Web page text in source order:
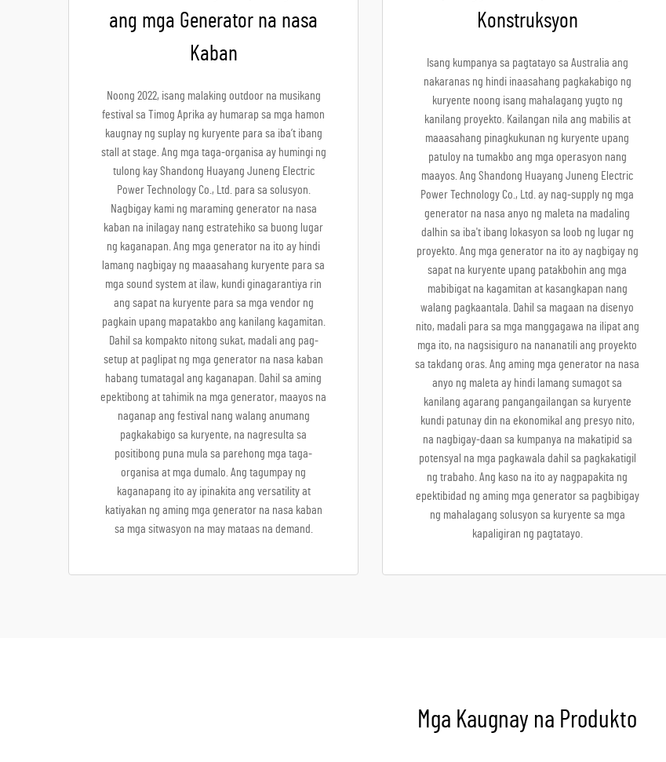
ang mga Generator na nasa
Kaban
Noong 2022, isang malaking outdoor na musikang
festival sa Timog Aprika ay humarap sa mga hamon
kaugnay ng suplay ng kuryente para sa iba’t ibang
stall at stage. Ang mga taga-organisa ay humingi ng
tulong kay Shandong Huayang Juneng Electric
Power Technology Co., Ltd. para sa solusyon.
Nagbigay kami ng maraming generator na nasa
kaban na inilagay nang estratehiko sa buong lugar
ng kaganapan. Ang mga generator na ito ay hindi
lamang nagbigay ng maaasahang kuryente para sa
mga sound system at ilaw, kundi ginagarantiya rin
ang sapat na kuryente para sa mga vendor ng
pagkain upang mapatakbo ang kanilang kagamitan.
Dahil sa kompakto nitong sukat, madali ang pag-
setup at paglipat ng mga generator na nasa kaban
habang tumatagal ang kaganapan. Dahil sa aming
epektibong at tahimik na mga generator, maayos na
naganap ang festival nang walang anumang
pagkakabigo sa kuryente, na nagresulta sa
positibong puna mula sa parehong mga taga-
organisa at mga dumalo. Ang tagumpay ng
kaganapang ito ay ipinakita ang versatility at
katiyakan ng aming mga generator na nasa kaban
sa mga sitwasyon na may mataas na demand.
Konstruksyon
Isang kumpanya sa pagtatayo sa Australia ang
nakaranas ng hindi inaasahang pagkakabigo ng
kuryente noong isang mahalagang yugto ng
kanilang proyekto. Kailangan nila ang mabilis at
maaasahang pinagkukunan ng kuryente upang
patuloy na tumakbo ang mga operasyon nang
maayos. Ang Shandong Huayang Juneng Electric
Power Technology Co., Ltd. ay nag-supply ng mga
generator na nasa anyo ng maleta na madaling
dalhin sa iba't ibang lokasyon sa loob ng lugar ng
proyekto. Ang mga generator na ito ay nagbigay ng
sapat na kuryente upang patakbohin ang mga
mabibigat na kagamitan at kasangkapan nang
walang pagkaantala. Dahil sa magaan na disenyo
nito, madali para sa mga manggagawa na ilipat ang
mga ito, na nagsisiguro na nananatili ang proyekto
sa takdang oras. Ang aming mga generator na nasa
anyo ng maleta ay hindi lamang sumagot sa
kanilang agarang pangangailangan sa kuryente
kundi patunay din na ekonomikal ang presyo nito,
na nagbigay-daan sa kumpanya na makatipid sa
potensyal na mga pagkawala dahil sa pagkakatigil
ng trabaho. Ang kaso na ito ay nagpapakita ng
epektibidad ng aming mga generator sa pagbibigay
ng mahalagang solusyon sa kuryente sa mga
kapaligiran ng pagtatayo.
Mga Kaugnay na Produkto